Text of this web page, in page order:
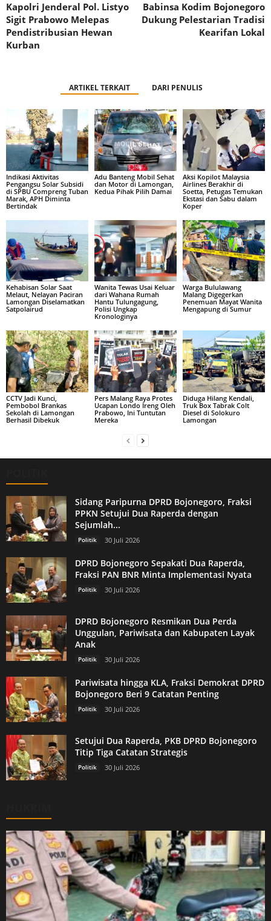
Kapolri Jenderal Pol. Listyo
Sigit Prabowo Melepas
Pendistribusian Hewan
Kurban
Babinsa Kodim Bojonegoro
Dukung Pelestarian Tradisi
Kearifan Lokal
ARTIKEL TERKAIT DARI PENULIS
Indikasi Aktivitas
Pengangsu Solar Subsidi
di SPBU Compreng Tuban
Marak, APH Diminta
Bertindak
Adu Banteng Mobil Sehat
dan Motor di Lamongan,
Kedua Pihak Pilih Damai
Aksi Kopilot Malaysia
Airlines Berakhir di
Soetta, Petugas Temukan
Ekstasi dan Sabu dalam
Koper
Kehabisan Solar Saat
Melaut, Nelayan Paciran
Lamongan Diselamatkan
Satpolairud
Wanita Tewas Usai Keluar
dari Wahana Rumah
Hantu Tulungagung,
Polisi Ungkap
Kronologinya
Warga Bululawang
Malang Digegerkan
Penemuan Mayat Wanita
Mengapung di Sumur
CCTV Jadi Kunci,
Pembobol Brankas
Sekolah di Lamongan
Berhasil Dibekuk
Pers Malang Raya Protes
Ucapan Londo Ireng Oleh
Prabowo, Ini Tuntutan
Mereka
Diduga Hilang Kendali,
Truk Box Tabrak Colt
Diesel di Solokuro
Lamongan
Sidang Paripurna DPRD Bojonegoro, Fraksi
PPKN Setujui Dua Raperda dengan
Sejumlah...
Politik 30 Juli 2026
DPRD Bojonegoro Sepakati Dua Raperda,
Fraksi PAN BNR Minta Implementasi Nyata
Politik 30 Juli 2026
DPRD Bojonegoro Resmikan Dua Perda
Unggulan, Pariwisata dan Kabupaten Layak
Anak
Politik 30 Juli 2026
Pariwisata hingga KLA, Fraksi Demokrat DPRD
Bojonegoro Beri 9 Catatan Penting
Politik 30 Juli 2026
Setujui Dua Raperda, PKB DPRD Bojonegoro
Titip Tiga Catatan Strategis
Politik 30 Juli 2026